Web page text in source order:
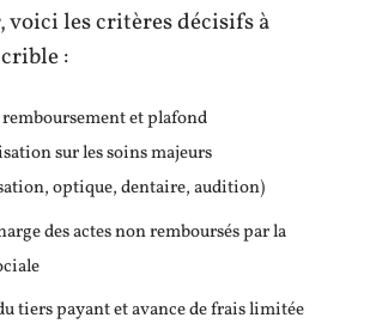
les critères décisifs à
:
et plafond
sur les soins majeurs
optique, dentaire, audition)
des actes non remboursés par la
tiers payant et avance de frais limitée